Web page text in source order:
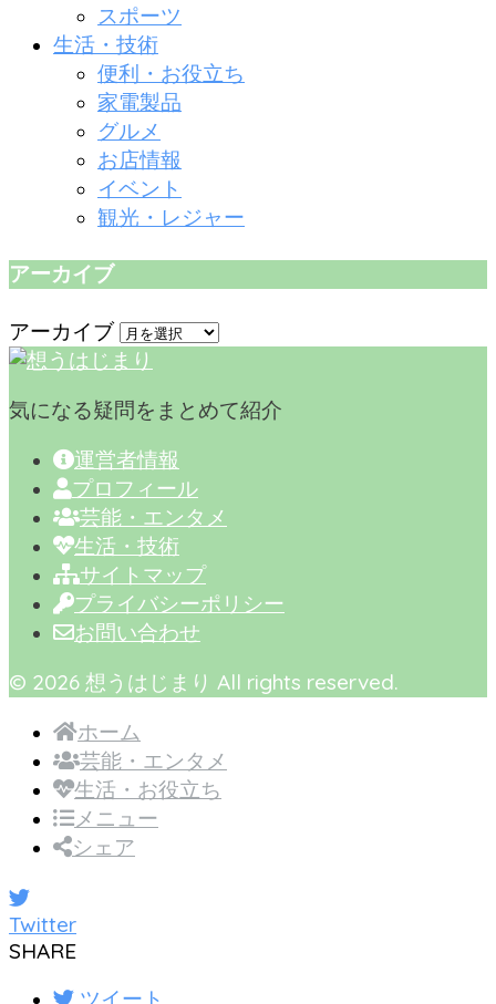
スポーツ
生活・技術
便利・お役立ち
家電製品
グルメ
お店情報
イベント
観光・レジャー
アーカイブ
アーカイブ
気になる疑問をまとめて紹介
運営者情報
プロフィール
芸能・エンタメ
生活・技術
サイトマップ
プライバシーポリシー
お問い合わせ
© 2026 想うはじまり All rights reserved.
ホーム
芸能・エンタメ
生活・お役立ち
メニュー
シェア
Twitter
SHARE
ツイート